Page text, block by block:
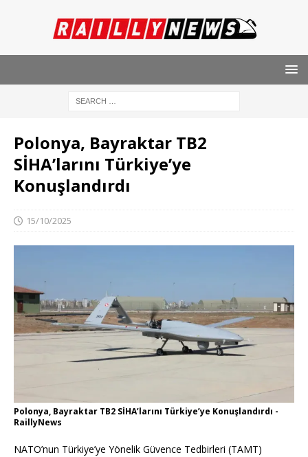
Polonya, Bayraktar TB2
SİHA’larını Türkiye’ye
Konuşlandırdı
15/10/2025
Polonya, Bayraktar TB2 SİHA’larını Türkiye’ye Konuşlandırdı -
RaillyNews
NATO’nun Türkiye’ye Yönelik Güvence Tedbirleri (TAMT)